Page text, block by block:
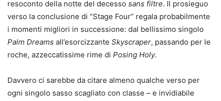
resoconto della notte del decesso sans filtre. Il prosieguo
verso la conclusione di “Stage Four” regala probabilmente
i momenti migliori in successione: dal bellissimo singolo
Palm Dreams all’esorcizzante Skyscraper, passando per le
roche, azzeccatissime rime di Posing Holy.
Davvero ci sarebbe da citare almeno qualche verso per
ogni singolo sasso scagliato con classe – e invidiabile